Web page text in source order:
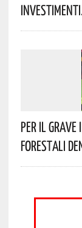
Per Il
Forestali